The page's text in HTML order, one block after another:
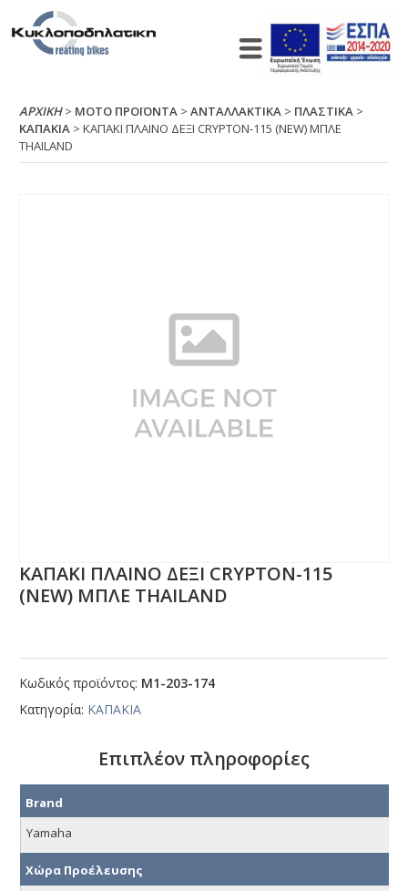
ΑΡΧΙΚΉ> ΜΟΤΟ ΠΡΟΪΟΝΤΑ >ΑΝΤΑΛΛΑΚΤΙΚΑ > ΠΛΑΣΤΙΚΑ >
ΚΑΠΑΚΙΑ > ΚΑΠΑΚΙ ΠΛΑΙΝΟ ΔΕΞΙ CRΥΡΤΟΝ-115 (ΝΕW) ΜΠΛΕ
ΤΗΑΙLΑΝD
ΚΑΠΑΚΙ ΠΛΑΙΝΟ ΔΕΞΙ CRΥΡΤΟΝ-115
(ΝΕW) ΜΠΛΕ ΤΗΑΙLΑΝD
Κωδικός προϊόντος: Μ1-203-174
Κατηγορία: ΚΑΠΑΚΙΑ
Επιπλέον πληροφορίες
Brand
Yamaha
Χώρα Προέλευσης